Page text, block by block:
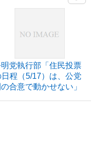
党執行部「住民投票
日程（5/17）は、公党
の合意で動かせない」